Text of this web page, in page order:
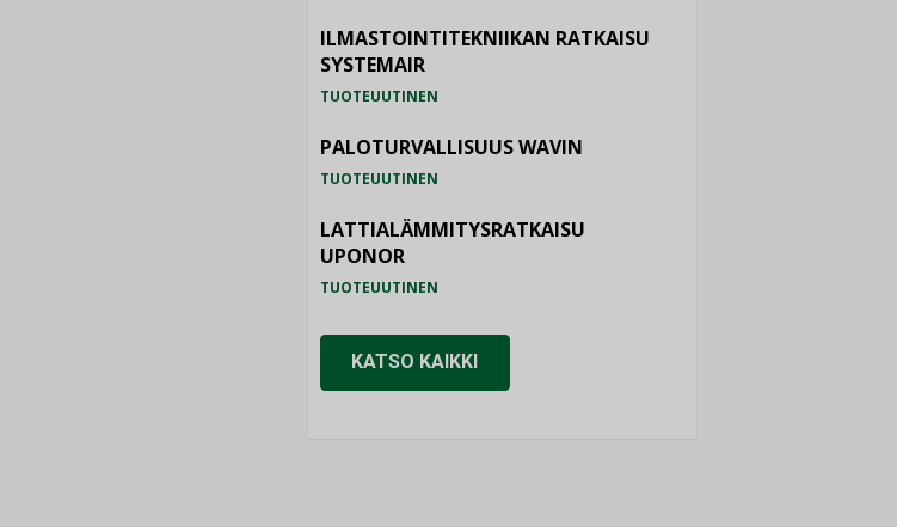
ILMASTOINTITEKNIIKAN RATKAISU
SYSTEMAIR
TUOTEUUTINEN
PALOTURVALLISUUS WAVIN
TUOTEUUTINEN
LATTIALÄMMITYSRATKAISU
UPONOR
TUOTEUUTINEN
KATSO KAIKKI